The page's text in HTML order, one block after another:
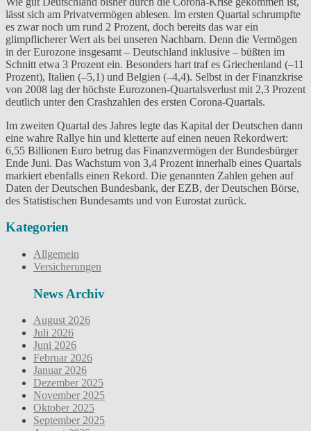
lässt sich am Privatvermögen ablesen. Im ersten Quartal schrumpfte
es zwar noch um rund 2 Prozent, doch bereits das war ein
glimpflicherer Wert als bei unseren Nachbarn. Denn die Vermögen
in der Eurozone insgesamt – Deutschland inklusive – büßten im
Schnitt etwa 3 Prozent ein. Besonders hart traf es Griechenland (–11
Prozent), Italien (–5,1) und Belgien (–4,4). Selbst in der Finanzkrise
von 2008 lag der höchste Eurozonen-Quartalsverlust mit 2,3 Prozent
deutlich unter den Crashzahlen des ersten Corona-Quartals.
Im zweiten Quartal des Jahres legte das Kapital der Deutschen dann
eine wahre Rallye hin und kletterte auf einen neuen Rekordwert:
6,55 Billionen Euro betrug das Finanzvermögen der Bundesbürger
Ende Juni. Das Wachstum von 3,4 Prozent innerhalb eines Quartals
markiert ebenfalls einen Rekord. Die genannten Zahlen gehen auf
Daten der Deutschen Bundesbank, der EZB, der Deutschen Börse,
des Statistischen Bundesamts und von Eurostat zurück.
Kategorien
Allgemein
Versicherungen
News Archiv
August 2026
Juli 2026
Juni 2026
Februar 2026
Januar 2026
Dezember 2025
November 2025
Oktober 2025
September 2025